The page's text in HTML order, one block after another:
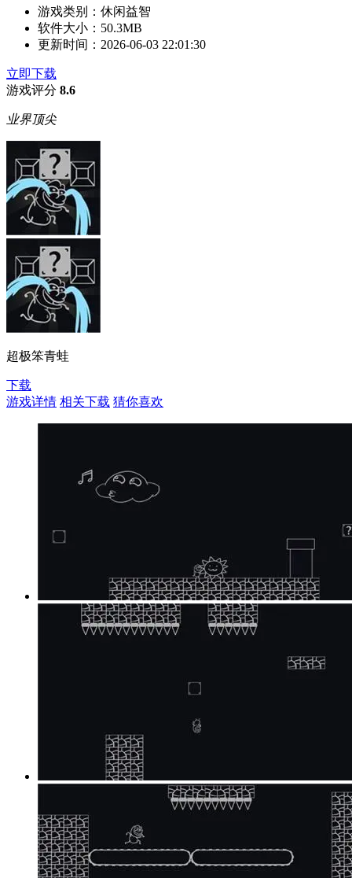
游戏类别： 休闲益智
软件大小： 50.3MB
更新时间： 2026-06-03 22:01:30
立即下载
游戏评分 8.6
业界顶尖
超极笨青蛙
下载
游戏详情 相关下载 猜你喜欢